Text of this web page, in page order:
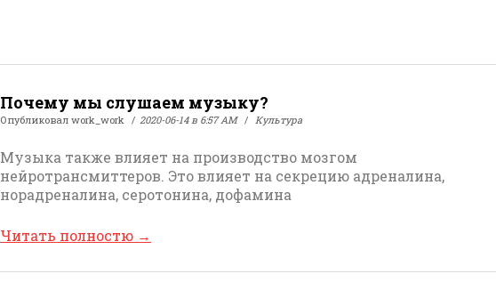
Почему мы слушаем музыку?
Опубликовал work_work 2020-06-14 в 6:57 AM Культура
Музыка также влияет на производство мозгом
нейротрансмиттеров. Это влияет на секрецию адреналина,
норадреналина, серотонина, дофамина
Читать полностю →